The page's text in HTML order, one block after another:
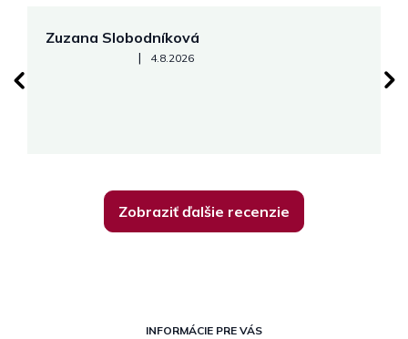
Zuzana Slobodníková
Hodnotenie obchodu je 5 z 5 hviezdičiek.
| 4.8.2026
Zobraziť ďalšie recenzie
INFORMÁCIE PRE VÁS